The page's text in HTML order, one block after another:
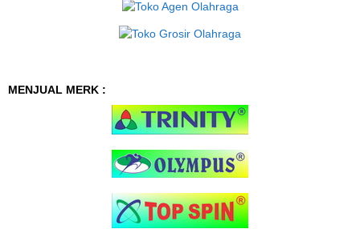
MENJUAL MERK :